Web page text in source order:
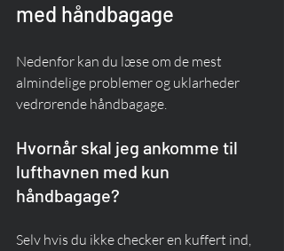
med håndbagage
Nedenfor kan du læse om de mest
almindelige problemer og uklarheder
vedrørende håndbagage.
Hvornår skal jeg ankomme til
lufthavnen med kun
håndbagage?
Selv hvis du ikke checker en kuffert ind,